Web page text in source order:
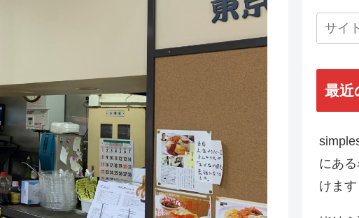
最近
にあ
けます